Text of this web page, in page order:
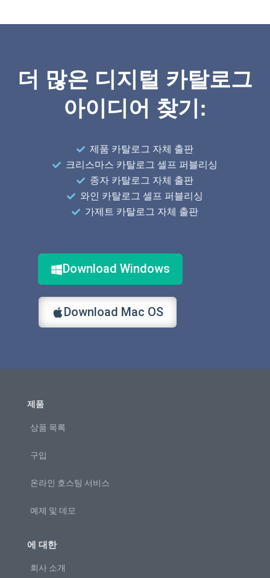
더 많은 디지털 카탈로그
아이디어 찾기:
제품 카탈로그 자체 출판
크리스마스 카탈로그 셀프 퍼블리싱
종자 카탈로그 자체 출판
와인 카탈로그 셀프 퍼블리싱
가제트 카탈로그 자체 출판
Download Windows
Download Mac OS
제품
상품 목록
구입
온라인 호스팅 서비스
예제 및 데모
에 대한
회사 소개